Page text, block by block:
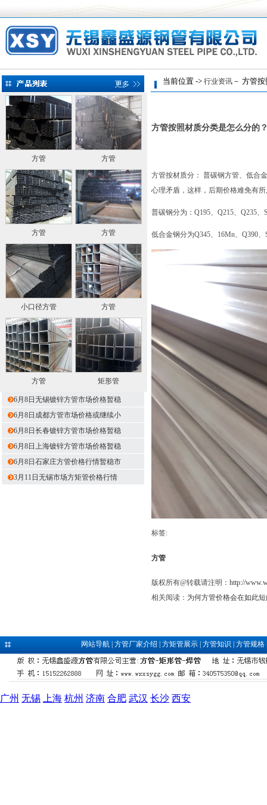
方管 方管
方管 方管
小口径方管 方管
方管 矩形管
6月8日无锡镀锌方管市场价格暂稳
6月8日成都方管市场价格或继续小
6月8日长春镀锌方管市场价格暂稳
6月8日上海镀锌方管市场价格暂稳
6月8日石家庄方管价格行情暂稳市
3月11日无锡市场方矩管价格行情
当前位置 -> 行业资讯 － 方管
方管按照材质分类是怎么分的
方管按材质分： 普碳钢方管、低合
心理矛盾，这样，后期价格难免有
普碳钢分为：Q195、Q215、Q235、
低合金钢分为Q345、16Mn、Q390、
标签:
方管
版权所有@转载请注明： http://
相关阅读： 为何方管价格会在如此
网站导航| 方管厂家介绍 方矩管展示| 方管知识 方管规格
广州 无锡 上海 杭州 济南 合肥 武汉 长沙 西安